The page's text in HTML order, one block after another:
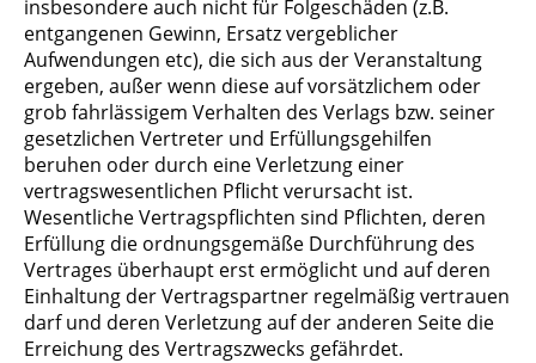
insbesondere auch nicht für Folgeschäden (z.B.
entgangenen Gewinn, Ersatz vergeblicher
Aufwendungen etc), die sich aus der Veranstaltung
ergeben, außer wenn diese auf vorsätzlichem oder
grob fahrlässigem Verhalten des Verlags bzw. seiner
gesetzlichen Vertreter und Erfüllungsgehilfen
beruhen oder durch eine Verletzung einer
vertragswesentlichen Pflicht verursacht ist.
Wesentliche Vertragspflichten sind Pflichten, deren
Erfüllung die ordnungsgemäße Durchführung des
Vertrages überhaupt erst ermöglicht und auf deren
Einhaltung der Vertragspartner regelmäßig vertrauen
darf und deren Verletzung auf der anderen Seite die
Erreichung des Vertragszwecks gefährdet.